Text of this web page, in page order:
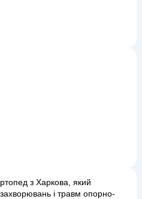
з Харкова, який
захворювань і травм опорно-